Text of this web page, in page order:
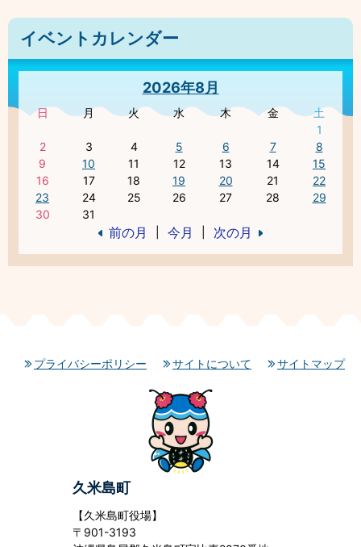
イベントカレンダー
2026年8月
日 月 火 水 木 金
土
1
2
3 4 5 6 7
8
9
10 11 12 13 14
15
16
17 18 19 20 21
22
23
24 25 26 27 28
29
30
31
前の月 今月 次の月
プライバシーポリシー サイトについて サイトマップ
久米島町
【久米島町役場】
〒901-3193